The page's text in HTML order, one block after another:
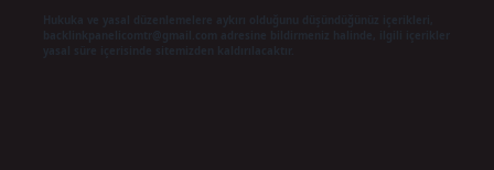
Hukuka ve yasal düzenlemelere aykırı olduğunu düşündüğünüz içerikleri,